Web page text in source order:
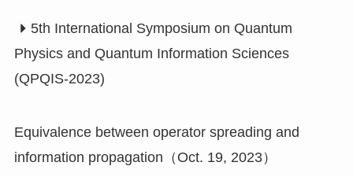
5th International Symposium on Quantum
Physics and Quantum Information Sciences
(QPQIS-2023)
Equivalence between operator spreading and
information propagation（Oct. 19, 2023）